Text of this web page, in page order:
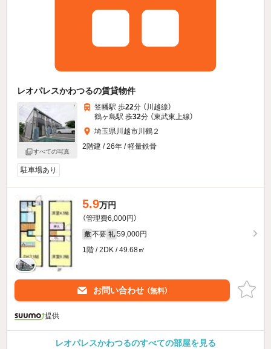
レオパレスかわつるの賃貸物件
すべての写真
笠幡駅 歩22分 （川越線）
鶴ヶ島駅 歩32分 （東武東上線）
埼玉県川越市川鶴２
2階建 / 26年 / 軽量鉄骨
駐車場あり
5.9万円
（管理費6,000円）
敷 不要 礼 59,000円
1階 / 2DK / 49.68㎡
お問い合わせ （無料）
提供
レオパレスかわつるのすべての部屋を見る